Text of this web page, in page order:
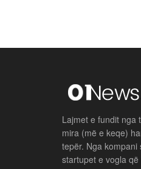
Lajmet e fundit nga
mira (më e keqe)
tepër. Nga
startupet e vogla